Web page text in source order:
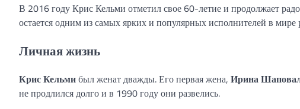
В 2016 году Крис Кельми отметил свое 60-летие и продолжает
остается одним из самых ярких и популярных исполнителей в
Личная жизнь
Крис Кельмибыл женат дважды. Его первая жена, Ирина
не продлился долго и в 1990 году они развелись.